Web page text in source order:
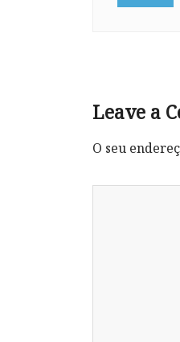
Leave a
O seu